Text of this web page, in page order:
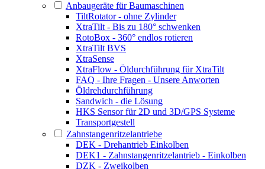
Anbaugeräte für Baumaschinen
TiltRotator - ohne Zylinder
XtraTilt - Bis zu 180° schwenken
RotoBox - 360° endlos rotieren
XtraTilt BVS
XtraSense
XtraFlow - Öldurchführung für XtraTilt
FAQ - Ihre Fragen - Unsere Anworten
Öldrehdurchführung
Sandwich - die Lösung
HKS Sensor für 2D und 3D/GPS Systeme
Transportgestell
Zahnstangenritzelantriebe
DEK - Drehantrieb Einkolben
DEK1 - Zahnstangenritzelantrieb - Einkolben
DZK - Zweikolben